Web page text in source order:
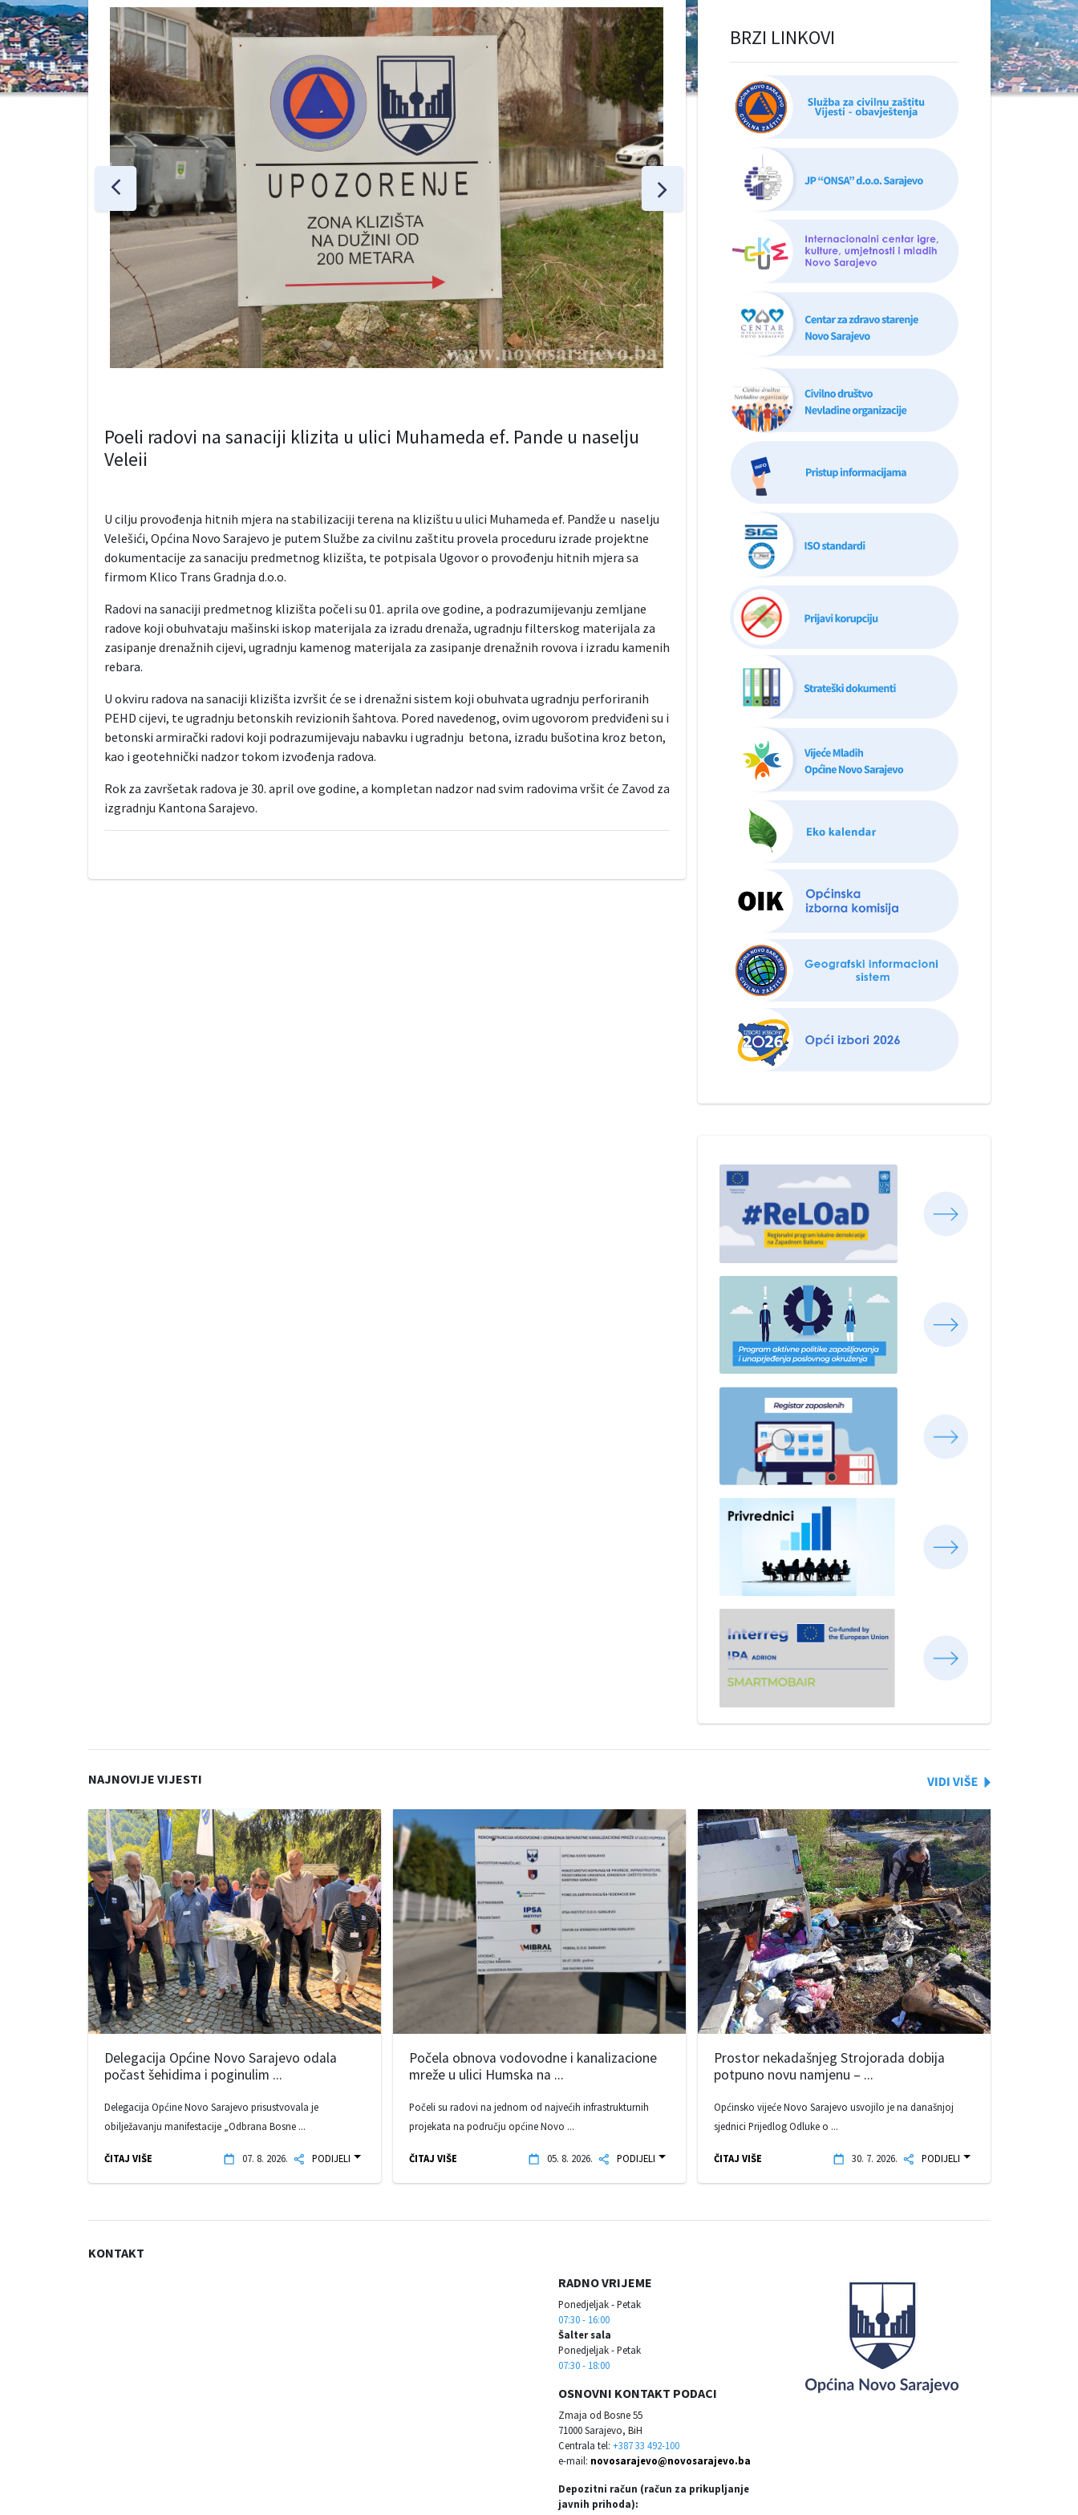
Poeli radovi na sanaciji klizita u ulici Muhameda ef. Pande u naselju
Veleii
U cilju provođenja hitnih mjera na stabilizaciji terena na klizištu u ulici Muhameda ef. Pandže u naselju
Velešići, Općina Novo Sarajevo je putem Službe za civilnu zaštitu provela proceduru izrade projektne
dokumentacije za sanaciju predmetnog klizišta, te potpisala Ugovor o provođenju hitnih mjera sa
firmom Klico Trans Gradnja d.o.o.
Radovi na sanaciji predmetnog klizišta počeli su 01. aprila ove godine, a podrazumijevanju zemljane
radove koji obuhvataju mašinski iskop materijala za izradu drenaža, ugradnju filterskog materijala za
zasipanje drenažnih cijevi, ugradnju kamenog materijala za zasipanje drenažnih rovova i izradu kamenih
rebara.
U okviru radova na sanaciji klizišta izvršit će se i drenažni sistem koji obuhvata ugradnju perforiranih
PEHD cijevi, te ugradnju betonskih revizionih šahtova. Pored navedenog, ovim ugovorom predviđeni su i
betonski armirački radovi koji podrazumijevaju nabavku i ugradnju betona, izradu bušotina kroz beton,
kao i geotehnički nadzor tokom izvođenja radova.
Rok za završetak radova je 30. april ove godine, a kompletan nadzor nad svim radovima vršit će Zavod za
izgradnju Kantona Sarajevo.
BRZI LINKOVI
NAJNOVIJE VIJESTI
Delegacija Općine Novo Sarajevo odala
počast šehidima i poginulim ...
Delegacija Općine Novo Sarajevo prisustvovala je
obilježavanju manifestacije „Odbrana Bosne ...
ČITAJ VIŠE 07. 8. 2026. PODIJELI
Počela obnova vodovodne i kanalizacione
mreže u ulici Humska na ...
Počeli su radovi na jednom od najvećih infrastrukturnih
projekata na području općine Novo ...
ČITAJ VIŠE 05. 8. 2026. PODIJELI
Prostor nekadašnjeg Strojorada dobija
potpuno novu namjenu – ...
Općinsko vijeće Novo Sarajevo usvojilo je na današnjoj
sjednici Prijedlog Odluke o ...
ČITAJ VIŠE 30. 7. 2026. PODIJELI
KONTAKT
RADNO VRIJEME
Ponedjeljak - Petak
07:30 - 16:00
Šalter sala
Ponedjeljak - Petak
07:30 - 18:00
OSNOVNI KONTAKT PODACI
Zmaja od Bosne 55
71000 Sarajevo, BiH
Centrala tel: +387 33 492-100
e-mail: novosarajevo@novosarajevo.ba
Depozitni račun (račun za prikupljanje
javnih prihoda):